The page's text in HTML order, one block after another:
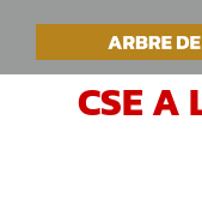
PasserVOTRE
CSE A